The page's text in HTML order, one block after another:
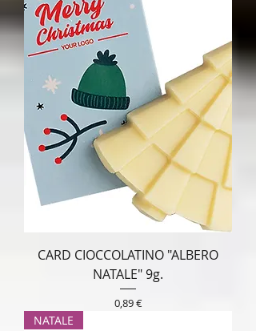
CARD CIOCCOLATINO "ALBERO
NATALE" 9g.
Prezzo
0,89 €
NATALE